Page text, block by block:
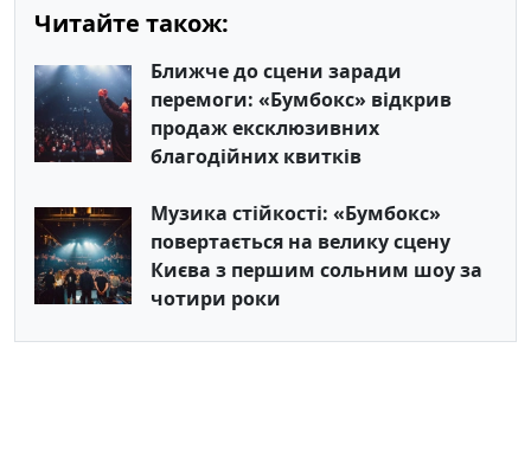
Читайте також:
Ближче до сцени заради
перемоги: «Бумбокс» відкрив
продаж ексклюзивних
благодійних квитків
Музика стійкості: «Бумбокс»
повертається на велику сцену
Києва з першим сольним шоу за
чотири роки